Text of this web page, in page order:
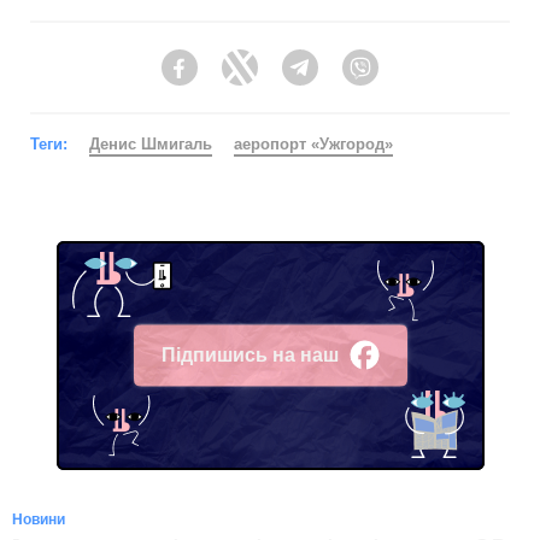
FacebookTwitter Telegram
Теги: Денис Шмигаль аеропорт «Ужгород»
Підпишись на наш
Facebook
Новини